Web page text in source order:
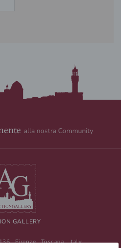
alla nostra Community
GALLERY
Firenze,Toscana,Italy